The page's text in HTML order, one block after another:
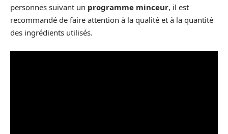
personnes suivant un programme minceur, il est
recommandé de faire attention à la qualité et à la quantité
des ingrédients utilisés.